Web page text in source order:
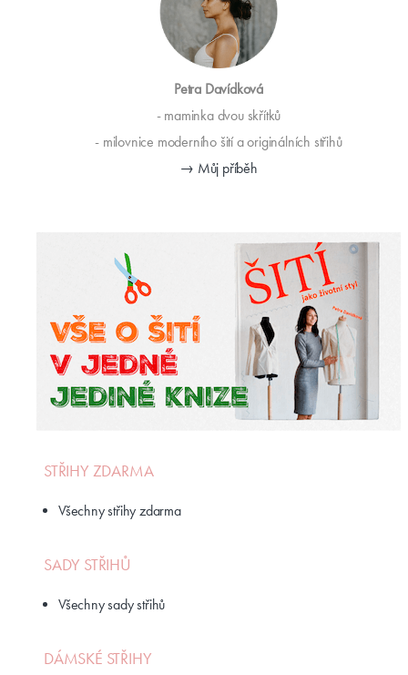
Petra Davídková
- maminka dvou skřítků
- milovnice moderního šití a originálních střihů
→ Můj příběh
STŘIHY ZDARMA
Všechny střihy zdarma
SADY STŘIHŮ
Všechny sady střihů
DÁMSKÉ STŘIHY